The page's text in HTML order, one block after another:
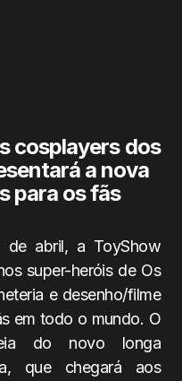
cosplayers dos
a nova
para os fãs
abril, a ToyShow
super-heróis de Os
e desenho/filme
em todo o mundo. O
do novo longa
que chegará aos